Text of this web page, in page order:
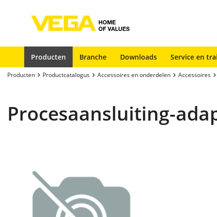
Producten Branche Downloads Service en
Producten Productcatalogus Accessoires en onderdelen Accessoires
Procesaansluiting-